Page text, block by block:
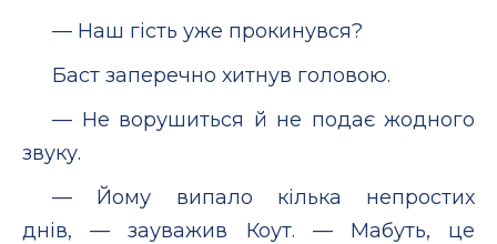
— Наш гість уже прокинувся?
Баст заперечно хитнув головою.
— Не ворушиться й не подає жодного
звуку.
— Йому випало кілька непростих
днів, — зауважив Коут. — Мабуть, це